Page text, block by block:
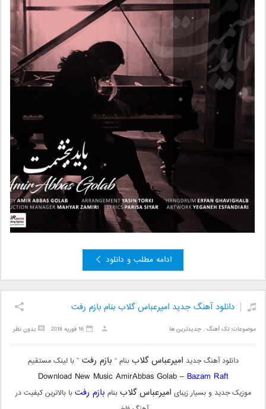
ادامه مطلب و دانلود
دانلود آهنگ جدید امیرعباس گلاب بنام بازم رفت
موضوعات:تک آهنگ ,جدیدترین ها بدون نظر 16 فوریه 2018
دانلود آهنگ جدید امیرعباس گلاببنام “ بازم رفت” با لینک مستقیم
Download New Music AmirAbbas Golab –Bazam Raft
موزیک جدید و بسیار زیبای امیرعباس گلاببنام بازم رفتبا بالاترین کیفیت در